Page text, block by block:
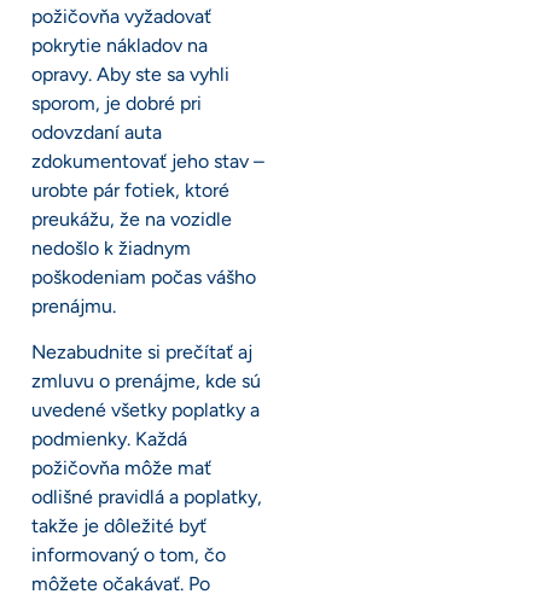
požičovňa vyžadovať
pokrytie nákladov na
opravy. Aby ste sa vyhli
sporom, je dobré pri
odovzdaní auta
zdokumentovať jeho stav –
urobte pár fotiek, ktoré
preukážu, že na vozidle
nedošlo k žiadnym
poškodeniam počas vášho
prenájmu.
Nezabudnite si prečítať aj
zmluvu o prenájme, kde sú
uvedené všetky poplatky a
podmienky. Každá
požičovňa môže mať
odlišné pravidlá a poplatky,
takže je dôležité byť
informovaný o tom, čo
môžete očakávať. Po